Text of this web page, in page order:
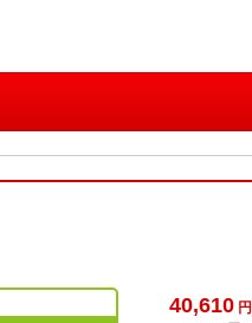
40,610円